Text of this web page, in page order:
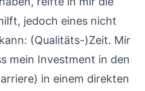
jedoch eines nicht
(Qualitäts-)Zeit. Mir
mein Investment in den
in einem direkten